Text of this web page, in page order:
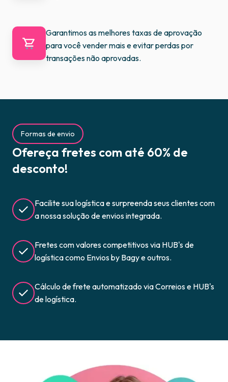
Garantimos as melhores taxas de aprovação
para você vender mais e evitar perdas por
transações não aprovadas.
Formas de envio
Ofereça fretes com até 60% de
desconto!
Facilite sua logística e surpreenda seus clientes com
a nossa solução de envios integrada.
Fretes com valores competitivos via HUB's de
logística como Envios by Bagy e outros.
Cálculo de frete automatizado via Correios e HUB's
de logística.